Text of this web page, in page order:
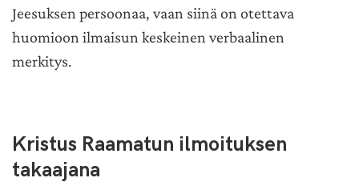
Jeesuksen persoonaa, vaan siinä on otettava
huomioon ilmaisun keskeinen verbaalinen
merkitys.
Kristus Raamatun ilmoituksen
takaajana